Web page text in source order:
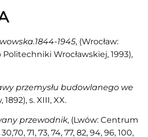
1844-1945, (Wrocław:
Wrocławskiej, 1993),
przemysłu budowlanego we
1892), s. XIII, XX.
przewodnik, (Lwów: Centrum
71, 73, 74, 77, 82, 94, 96, 100,